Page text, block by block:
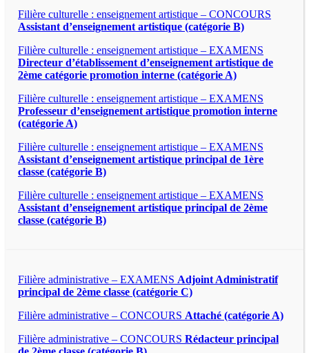
Filière culturelle : enseignement artistique – CONCOURS
Assistant d’enseignement artistique (catégorie B)
Filière culturelle : enseignement artistique – EXAMENS
Directeur d’établissement d’enseignement artistique de
2ème catégorie promotion interne (catégorie A)
Filière culturelle : enseignement artistique – EXAMENS
Professeur d’enseignement artistique promotion interne
(catégorie A)
Filière culturelle : enseignement artistique – EXAMENS
Assistant d’enseignement artistique principal de 1ère
classe (catégorie B)
Filière culturelle : enseignement artistique – EXAMENS
Assistant d’enseignement artistique principal de 2ème
classe (catégorie B)
Filière administrative – EXAMENS Adjoint Administratif
principal de 2ème classe (catégorie C)
Filière administrative – CONCOURS Attaché (catégorie A)
Filière administrative – CONCOURS Rédacteur principal